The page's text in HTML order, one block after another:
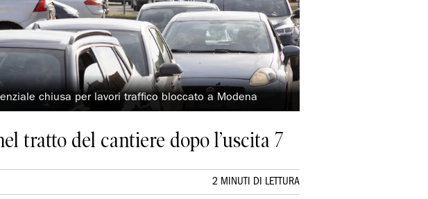
chiusa per lavori traffico bloccato a Modena
tratto del cantiere dopo l’uscita 7
2 MINUTI DI LETTURA